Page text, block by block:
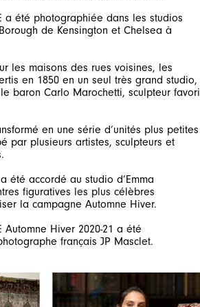
a été photographiée dans les studios
de Kensington et Chelsea à
les maisons des rues voisines, les
en 1850 en un seul très grand studio,
baron Carlo Marochetti, sculpteur favori
en une série d’unités plus petites
par plusieurs artistes, sculpteurs et
été accordé au studio d’Emma
figuratives les plus célèbres
la campagne Automne Hiver.
Automne Hiver 2020-21 a été
français JP Masclet.